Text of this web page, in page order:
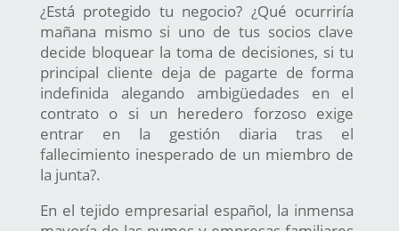
¿Está protegido tu negocio? ¿Qué ocurriría
mañana mismo si uno de tus socios clave
decide bloquear la toma de decisiones, si tu
principal cliente deja de pagarte de forma
indefinida alegando ambigüedades en el
contrato o si un heredero forzoso exige
entrar en la gestión diaria tras el
fallecimiento inesperado de un miembro de
la junta?.
En el tejido empresarial español, la inmensa